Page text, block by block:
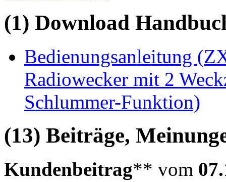
(1) Download
Bedienungsanleitung
Radiowecker mit 2
Schlummer-Funktion)
(13) Beiträge,
Kundenbeitrag** vom